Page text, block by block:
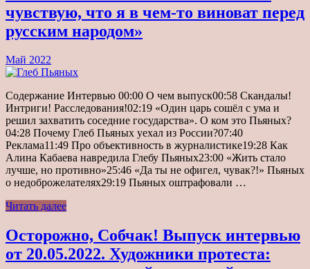
чувствую, что я в чем-то виноват перед
русским народом»
Май 2022
Содержание Интервью 00:00 О чем выпуск00:58 Скандалы!
Интриги! Расследования!02:19 «Один царь сошёл с ума и
решил захватить соседние государства». О ком это Пьяных?
04:28 Почему Глеб Пьяных уехал из России?07:40
Реклама11:49 Про объективность в журналистике19:28 Как
Алина Кабаева навредила Глебу Пьяных23:00 «Жить стало
лучше, но противно»25:46 «Да ты не офигел, чувак?!» Пьяных
о недоброжелателях29:19 Пьяных оштрафовали …
Читать далее
Осторожно, Собчак! Выпуск интервью
от 20.05.2022. Художники протеста: